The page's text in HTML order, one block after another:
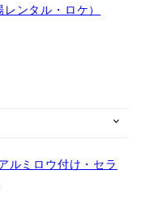
ンタル・ロケ）
ルミロウ付け・セラ